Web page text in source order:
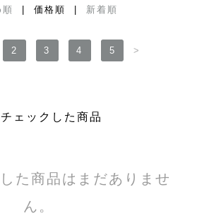
順 | 価格順 | 新着順
2 3 4 5 >
ェックした商品
た商品はまだありませ
ん。